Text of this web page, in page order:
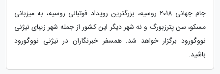
جام جهانی 2018 روسیه، بزرگترین رویداد فوتبالی روسیه، به میزبانی
مسکو، سن پترزبورگ و نه شهر دیگر این کشور از جمله شهر زیبای نیژنی
نووگورود برگزار خواهد شد. همسفر خبرنگاران در نیژنی نووگورود
باشید.